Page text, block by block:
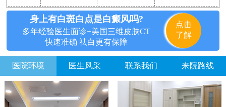
身上有白斑白点是白癜风吗?
多年经验医生面诊+美国三维皮肤CT
快速准确 祛白更有保障
点击
了解
医院环境 医生风采 联系我们 来院路线